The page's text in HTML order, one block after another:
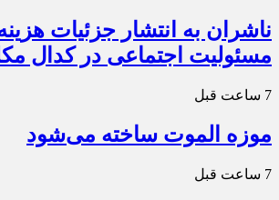
ناشران به انتشار جزئیات
مسئولیت اجتماعی در کدال
7 ساعت قبل
موزه الموت ساخته می‌شود
7 ساعت قبل